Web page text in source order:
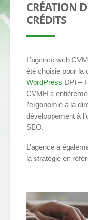
CRÉATION
CRÉDITS
L’agence web
été choisie pour la
WordPress DPI –
CVMH a
l’ergonomie à la
développement à
SEO.
L’agence a
la stratégie en